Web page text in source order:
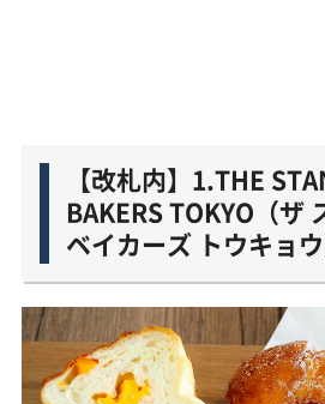
【改札内】1.THE
BAKERS TOKYO（ザ
ベイカーズ トウキョウ